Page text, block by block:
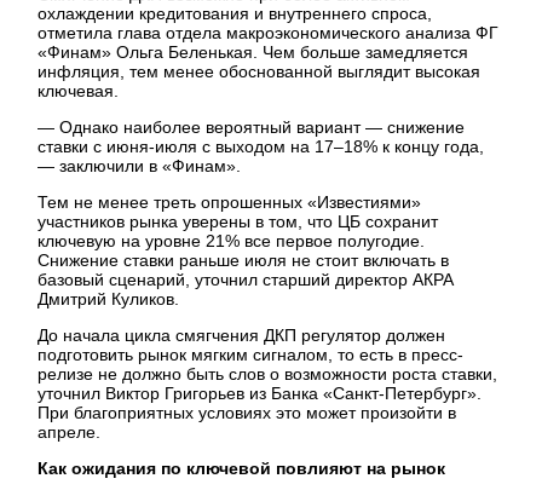
охлаждении кредитования и внутреннего спроса,
отметила глава отдела макроэкономического анализа ФГ
«Финам» Ольга Беленькая. Чем больше замедляется
инфляция, тем менее обоснованной выглядит высокая
ключевая.
— Однако наиболее вероятный вариант — снижение
ставки с июня-июля с выходом на 17–18% к концу года,
— заключили в «Финам».
Тем не менее треть опрошенных «Известиями»
участников рынка уверены в том, что ЦБ сохранит
ключевую на уровне 21% все первое полугодие.
Снижение ставки раньше июля не стоит включать в
базовый сценарий, уточнил старший директор АКРА
Дмитрий Куликов.
До начала цикла смягчения ДКП регулятор должен
подготовить рынок мягким сигналом, то есть в пресс-
релизе не должно быть слов о возможности роста ставки,
уточнил Виктор Григорьев из Банка «Санкт-Петербург».
При благоприятных условиях это может произойти в
апреле.
Как ожидания по ключевой повлияют на рынок